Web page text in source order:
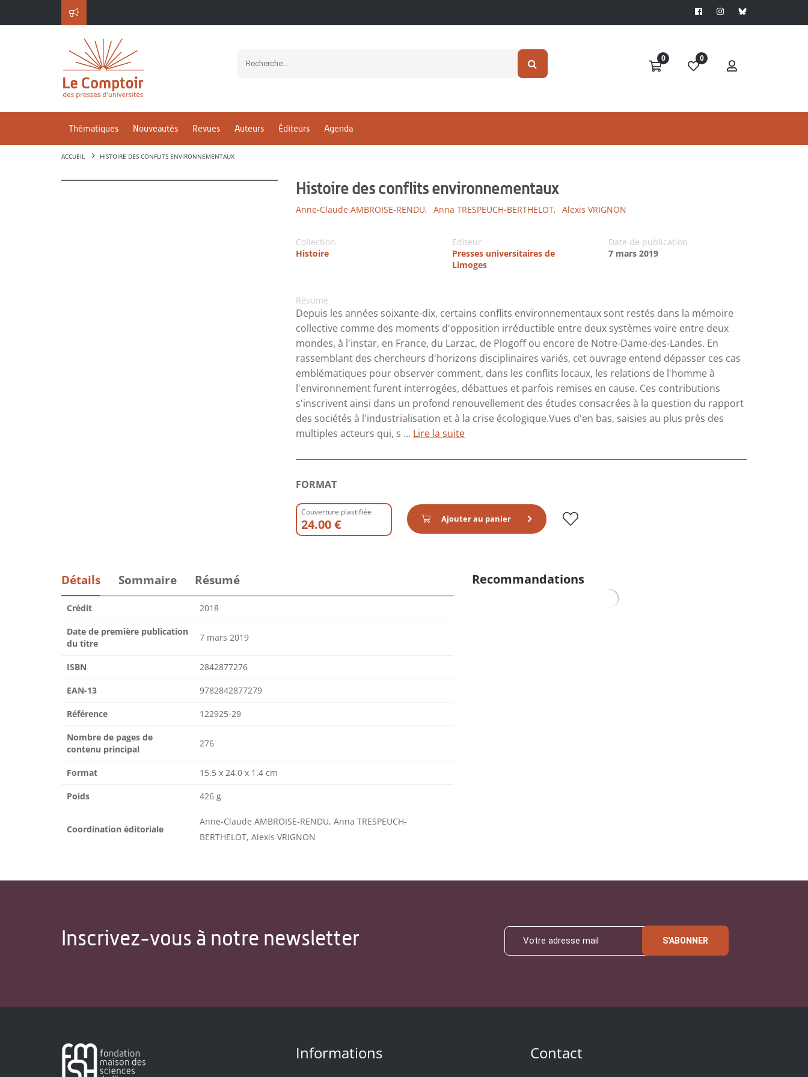
0 0
Thématiques Nouveautés Revues Auteurs Éditeurs Agenda
ACCUEIL HISTOIRE DES CONFLITS ENVIRONNEMENTAUX
Histoire des conflits environnementaux
Anne-Claude AMBROISE-RENDU, Anna TRESPEUCH-BERTHELOT, Alexis VRIGNON
Collection
Histoire
Editeur
Presses universitaires de
Limoges
Date de publication
7 mars 2019
Résumé
Depuis les années soixante-dix, certains conflits environnementaux sont restés dans la mémoire
collective comme des moments d'opposition irréductible entre deux systèmes voire entre deux
mondes, à l'instar, en France, du Larzac, de Plogoff ou encore de Notre-Dame-des-Landes. En
rassemblant des chercheurs d'horizons disciplinaires variés, cet ouvrage entend dépasser ces cas
emblématiques pour observer comment, dans les conflits locaux, les relations de l'homme à
l'environnement furent interrogées, débattues et parfois remises en cause. Ces contributions
s'inscrivent ainsi dans un profond renouvellement des études consacrées à la question du rapport
des sociétés à l'industrialisation et à la crise écologique.Vues d'en bas, saisies au plus près des
multiples acteurs qui, s ... Lire la suite
FORMAT
Couverture plastifiée
24.00 € Ajouter au panier
Détails Sommaire Résumé
Crédit 2018
Date de première publication
du titre
7 mars 2019
ISBN 2842877276
EAN-13 9782842877279
Référence 122925-29
Nombre de pages de
contenu principal
276
Format 15.5 x 24.0 x 1.4 cm
Poids 426 g
Coordination éditoriale
Anne-Claude AMBROISE-RENDU, Anna TRESPEUCH-
BERTHELOT, Alexis VRIGNON
Recommandations
Inscrivez-vous à notre newsletter S'ABONNER
Informations Contact